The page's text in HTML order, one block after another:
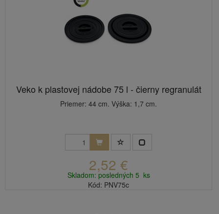
Veko k plastovej nádobe 75 l - čierny regranulát
Priemer: 44 cm. Výška: 1,7 cm.
2,52 €
Skladom: posledných 5 ks
Kód: PNV75c